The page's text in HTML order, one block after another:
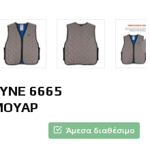
6665
Άμεσα διαθέσιμο